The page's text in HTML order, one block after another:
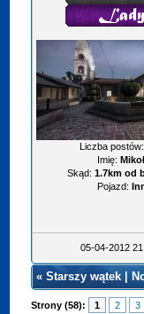
Liczba postów:
Imię:
Skąd: 1.7km od
Pojazd:
05-04-2012
«Starszy wątek
Strony (58): 1 2 3